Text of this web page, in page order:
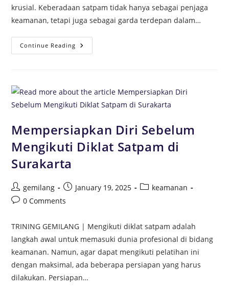
krusial. Keberadaan satpam tidak hanya sebagai penjaga
keamanan, tetapi juga sebagai garda terdepan dalam…
Continue Reading
Mempersiapkan Diri Sebelum
Mengikuti Diklat Satpam di
Surakarta
gemilang January 19, 2025
keamanan
0 Comments
TRINING GEMILANG | Mengikuti diklat satpam adalah
langkah awal untuk memasuki dunia profesional di bidang
keamanan. Namun, agar dapat mengikuti pelatihan ini
dengan maksimal, ada beberapa persiapan yang harus
dilakukan. Persiapan…